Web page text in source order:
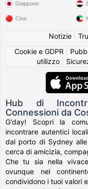
Giappone
Cina
Notizie|
Cookie e GDPR
utilizzo|
Hub di
Connessioni da
G'day! Scopri la
incontrare autentici
dal porto di Sydney
cerca di amicizia,
Che tu sia nella
ovunque nel
condividono i tuoi valori